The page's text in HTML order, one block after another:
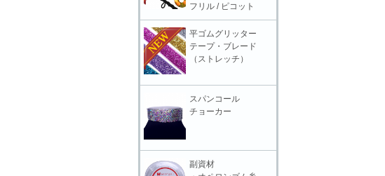
フリル / ピコット
平ゴムグリッター
テープ・ブレード
（ストレッチ）
スパンコール
チョーカー
副資材